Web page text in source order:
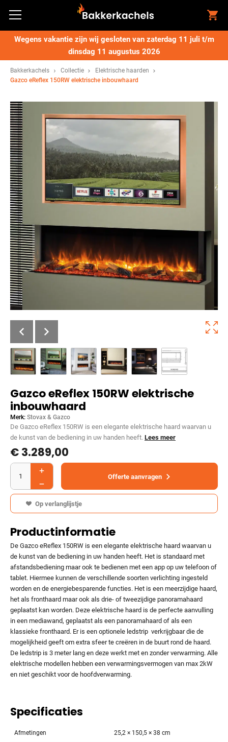
Wegens vakantie zijn wij gesloten van zaterdag 11 juli t/m
dinsdag 11 augustus 2026
Bakkerkachels Collectie
Elektrische haarden
Gazco eReflex 150RW elektrische inbouwhaard
Gazco eReflex 150RW elektrische
inbouwhaard
Merk: Stovax & Gazco
De Gazco eReflex 150RW is een elegante elektrische haard waarvan u
de kunst van de bediening in uw handen heeft. Lees meer
€3.289,00
Offerte aanvragen
Op verlanglijstje
Productinformatie
De Gazco eReflex 150RW is een elegante elektrische haard waarvan u
de kunst van de bediening in uw handen heeft. Het is standaard met
afstandsbediening maar ook te bedienen met een app op uw telefoon of
tablet. Hiermee kunnen de verschillende soorten verlichting ingesteld
worden en de energiebesparende functies. Het is een meerzijdige haard,
het als fronthaard maar ook als drie- of tweezijdige panoramahaard
geplaatst kan worden. Deze elektrische haard is de perfecte aanvulling
in een mediawand, geplaatst als een panoramahaard of als een
klassieke fronthaard. Er is een optionele ledstrip verkrijgbaar die de
mogelijkheid geeft om extra sfeer te creëren in de buurt rond de haard.
De ledstrip is 3 meter lang en deze werkt met en zonder verwarming. Alle
elektrische modellen hebben een verwarmingsvermogen van max 2kW
en niet geschikt voor de hoofdverwarming.
Specificaties
Afmetingen 25,2 × 150,5 × 38 cm